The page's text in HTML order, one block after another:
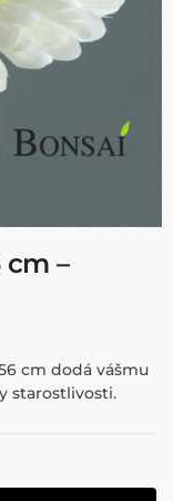
–
cm dodá vášmu
starostlivosti.